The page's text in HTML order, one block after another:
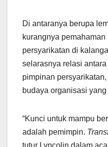
Di antaranya berupa
kurangnya
persyarikatan di
selarasnya relasi
pimpinan
budaya organisasi yang
“Kunci untuk mampu
adalah pemimpin.
tutur Lyncolin dalam